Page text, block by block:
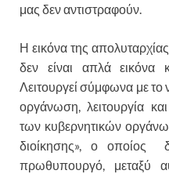
μας δεν αντιστραφούν.
Η εικόνα της
δεν είναι απλά εικόνα
Λειτουργεί σύμφωνα με το
οργάνωση, λειτουργία
των κυβερνητικών
διοίκησης», ο οποίος
πρωθυπουργό, μεταξύ